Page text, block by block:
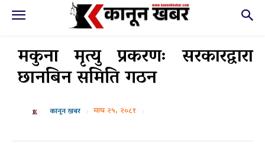
मकुना मृत्यु प्रकरणः सरकारद्वारा
छानबिन समिति गठन
कानून खबर माघ २५, २०८१